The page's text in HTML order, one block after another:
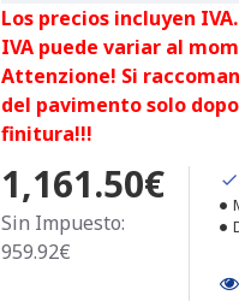
Los precios incluyen
IVA puede variar al
Attenzione! Si
del pavimento solo
finitura!!!
1,161.50€
Sin Impuesto:
959.92€